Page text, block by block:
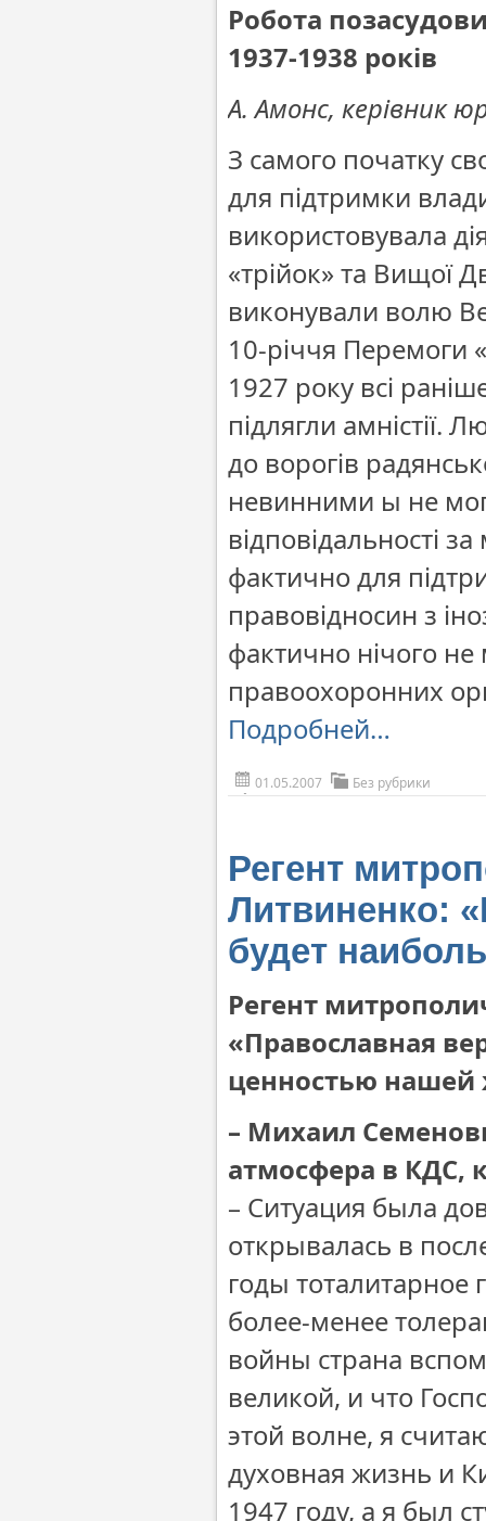
Робота
1937-1938 років
А. Амонс, керівник
З самого початку
для підтримки
використовувала
«трійок» та Вищої
виконували волю
10-річчя Перемоги
1927 року всі
підлягли амністії.
до ворогів
невинними ы не
відповідальності
фактично для
правовідносин з
фактично нічого не
правоохоронних
Подробней…
01.05.2007 Без рубрики
Регент
Литвиненко:
будет
Регент
«Православная
ценностью
– Михаил
атмосфера в КДС,
– Ситуация была
открывалась в
годы тоталитарное
более-менее
войны страна
великой, и что
этой волне, я
духовная жизнь и
1947 году, а я был